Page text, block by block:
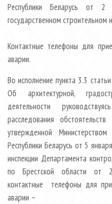
Республики Беларусь
государственном строительном
Контактные телефоны для
аварии.
Во исполнение пункта 3.3
Об архитектурной,
деятельности
расследования
утвержденной
Республики Беларусь от 5
инспекции Департамента
по Брестской области от
контактные телефоны для
аварии –